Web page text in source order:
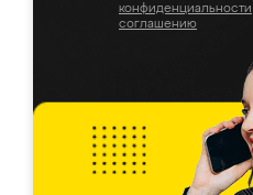
конфиденциальности
соглашению